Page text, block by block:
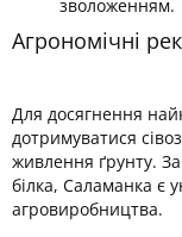
зволоженням.
Агрономічні
Для досягнення
дотримуватися
живлення ґрунту.
білка, Саламанка є
агровиробництва.